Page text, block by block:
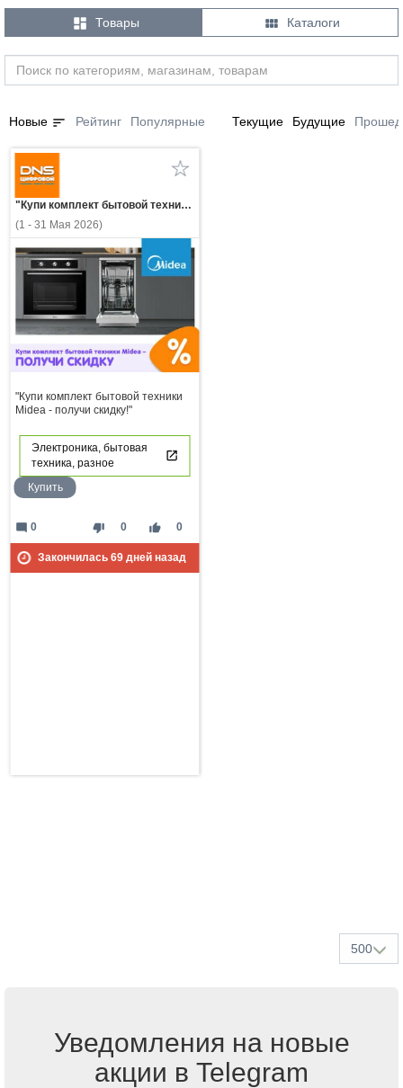
 Товары  Каталоги
Новые sort Рейтинг Популярные Текущие Будущие
"Купи комплект бытовой техники Midea - получи скидку!"
(1 - 31 Мая 2026)
"Купи комплект бытовой техники
Midea - получи скидку!"
Электроника, бытовая
техника, разное
Купить
thumb_down 0 thumb_up 0
mode_comment 0
Закончилась 69дней назад
500
Уведомления на новые
акции в Telegram